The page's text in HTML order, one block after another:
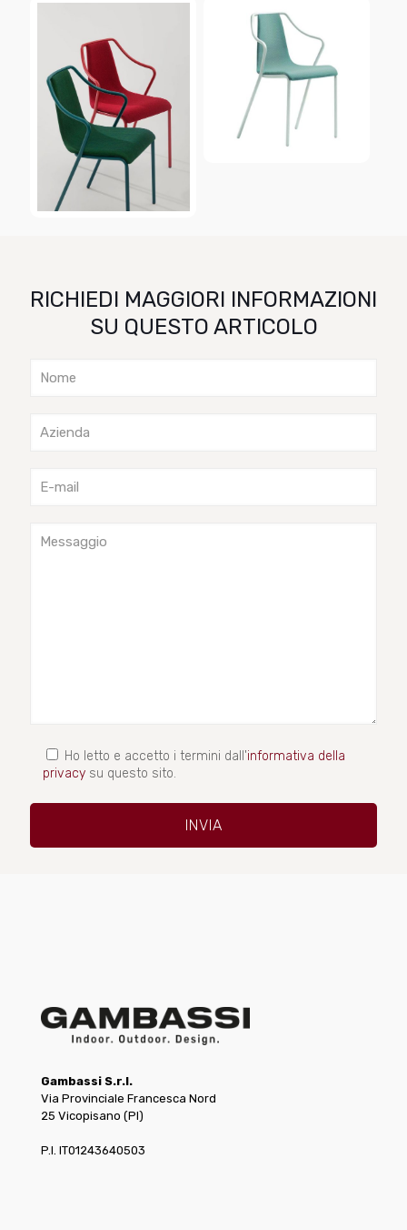
RICHIEDI MAGGIORI INFORMAZIONI
SU QUESTO ARTICOLO
Ho letto e accetto i termini dall'informativa della
privacy su questo sito.
Gambassi S.r.l.
Via Provinciale Francesca Nord
25 Vicopisano (PI)
P.I. IT01243640503